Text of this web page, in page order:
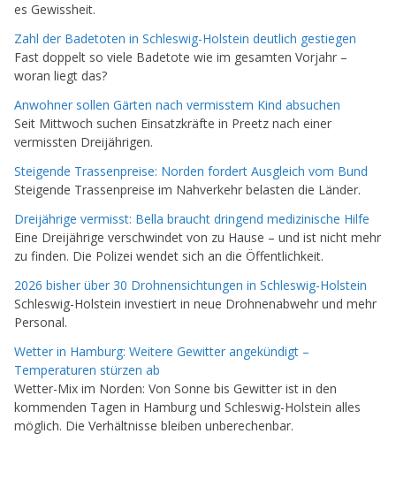
es Gewissheit.
Zahl der Badetoten in Schleswig-Holstein deutlich gestiegen
Fast doppelt so viele Badetote wie im gesamten Vorjahr –
woran liegt das?
Anwohner sollen Gärten nach vermisstem Kind absuchen
Seit Mittwoch suchen Einsatzkräfte in Preetz nach einer
vermissten Dreijährigen.
Steigende Trassenpreise: Norden fordert Ausgleich vom Bund
Steigende Trassenpreise im Nahverkehr belasten die Länder.
Dreijährige vermisst: Bella braucht dringend medizinische Hilfe
Eine Dreijährige verschwindet von zu Hause – und ist nicht mehr
zu finden. Die Polizei wendet sich an die Öffentlichkeit.
2026 bisher über 30 Drohnensichtungen in Schleswig-Holstein
Schleswig-Holstein investiert in neue Drohnenabwehr und mehr
Personal.
Wetter in Hamburg: Weitere Gewitter angekündigt –
Temperaturen stürzen ab
Wetter-Mix im Norden: Von Sonne bis Gewitter ist in den
kommenden Tagen in Hamburg und Schleswig-Holstein alles
möglich. Die Verhältnisse bleiben unberechenbar.